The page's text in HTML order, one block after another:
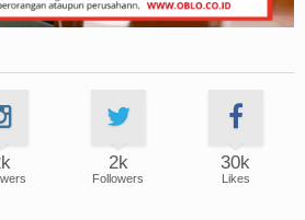
2k
Followers
30k
Likes